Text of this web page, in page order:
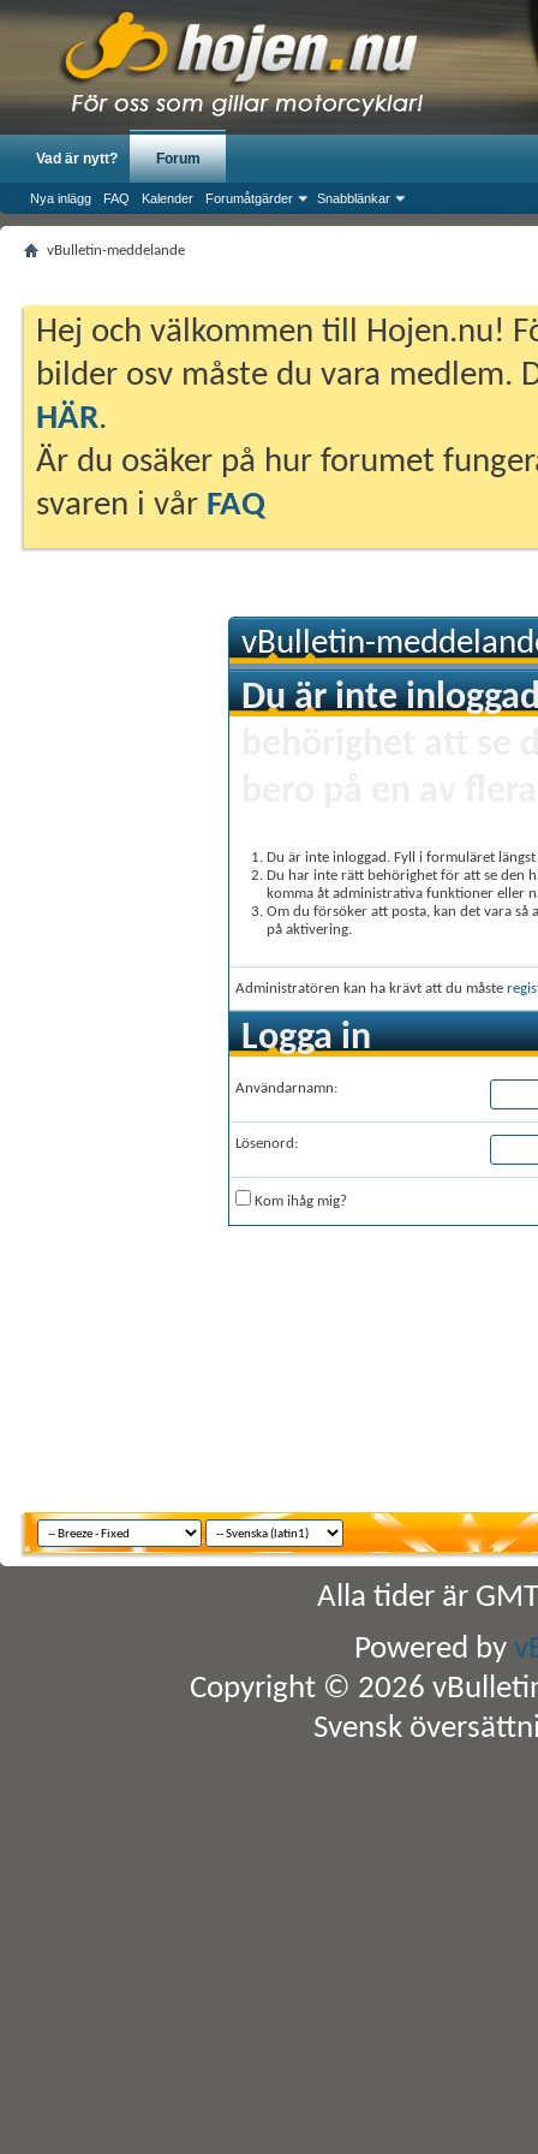
Vad är nytt? Forum
Nya inlägg FAQ Kalender Forumåtgärder Snabblänkar
vBulletin-meddelande
Hej och välkommen till Hojen.nu!
bilder osv måste du vara medlem.
HÄR.
Är du osäker på hur forumet
svaren i vår FAQ
vBulletin-
Du är inte
Du är inte inloggad. Fyll i formuläret
Du har inte rätt behörighet för att se den
komma åt administrativa funktioner eller
Om du försöker att posta, kan det vara
på aktivering.
Administratören kan ha krävt att du måste
Logga in
Användarnamn:
Lösenord:
Kom ihåg mig?
Alla tider är
Powered by
Copyright © 2026
Svensk